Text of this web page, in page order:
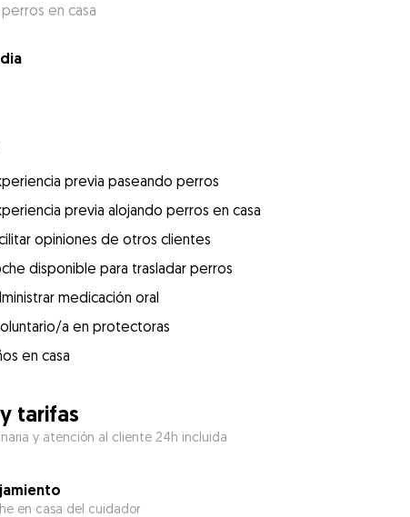
en casa
previa paseando perros
previa alojando perros en casa
opiniones de otros clientes
disponible para trasladar perros
medicación oral
a en protectoras
en casa
tarifas
y atención al cliente 24h incluida
en casa del cuidador